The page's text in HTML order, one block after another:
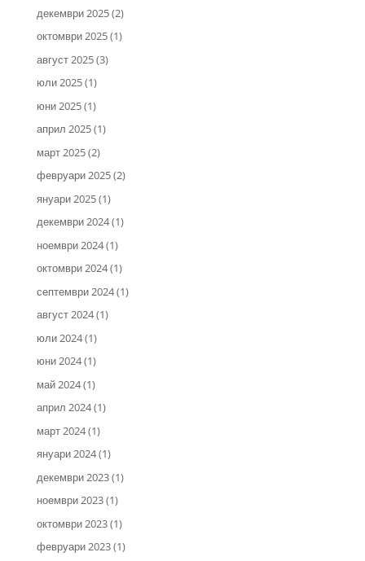
декември 2025(2)
октомври 2025(1)
август 2025(3)
юли 2025(1)
юни 2025(1)
април 2025(1)
март 2025(2)
февруари 2025(2)
януари 2025(1)
декември 2024(1)
ноември 2024(1)
октомври 2024(1)
септември 2024(1)
август 2024(1)
юли 2024(1)
юни 2024(1)
май 2024(1)
април 2024(1)
март 2024(1)
януари 2024(1)
декември 2023(1)
ноември 2023(1)
октомври 2023(1)
февруари 2023(1)